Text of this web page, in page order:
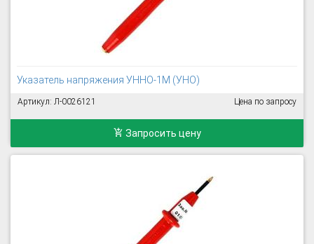
Указатель напряжения УННО-1М (УНО)
Артикул: Л-0026121 Цена по запросу
Запросить цену